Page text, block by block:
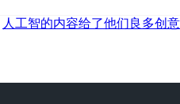
人工智的内容给了他们良多创